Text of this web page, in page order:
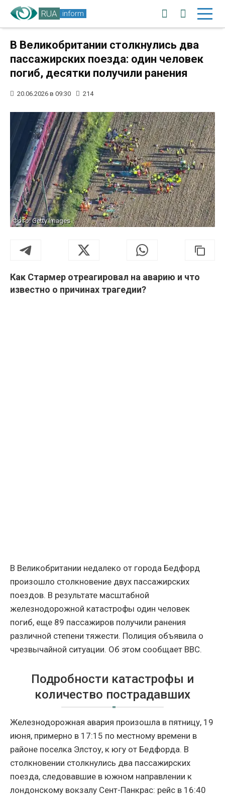
RUA inform
В Великобритании столкнулись два
пассажирских поезда: один человек
погиб, десятки получили ранения
20.06.2026 в 09:30 214
Фото: Getty Images
Как Стармер отреагировал на аварию и что
известно о причинах трагедии?
В Великобритании недалеко от города Бедфорд
произошло столкновение двух пассажирских
поездов. В результате масштабной
железнодорожной катастрофы один человек
погиб, еще 89 пассажиров получили ранения
различной степени тяжести. Полиция объявила о
чрезвычайной ситуации. Об этом сообщает BBC.
Подробности катастрофы и
количество пострадавших
Железнодорожная авария произошла в пятницу, 19
июня, примерно в 17:15 по местному времени в
районе поселка Элстоу, к югу от Бедфорда. В
столкновении столкнулись два пассажирских
поезда, следовавшие в южном направлении к
лондонскому вокзалу Сент-Панкрас: рейс в 16:40